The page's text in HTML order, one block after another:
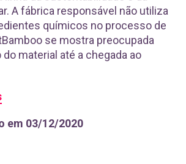
A fábrica responsável não utiliza
químicos no processo de
se mostra preocupada
material até a chegada ao
em 03/12/2020